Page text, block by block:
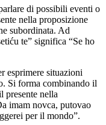
di possibili eventi o
nella proposizione
subordinata. Ad
te” significa “Se ho
esprimere situazioni
Si forma combinando il
presente nella
imam novca, putovao
per il mondo”.